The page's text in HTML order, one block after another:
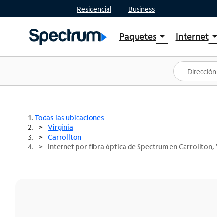
Residencial Business
Paquetesarrow_drop_down
Ver paquetes
Spectrum One
Mejores ofertas
Internetarrow_drop_down
Planes
Todas las ubicaciones
Virginia
Carrollton
Internet por fibra óptica de Spectrum en Carrollton,